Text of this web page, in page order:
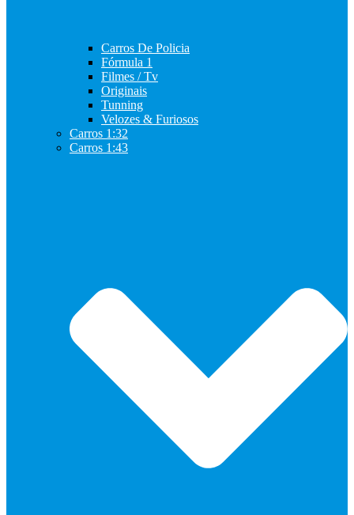
Carros De Policia
Fórmula 1
Filmes / Tv
Originais
Tunning
Velozes & Furiosos
Carros 1:32
Carros 1:43